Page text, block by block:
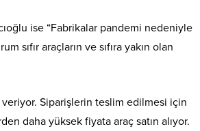
ise “Fabrikalar pandemi nedeniyle
sıfır araçların ve sıfıra yakın olan
veriyor. Siparişlerin teslim edilmesi için
daha yüksek fiyata araç satın alıyor.